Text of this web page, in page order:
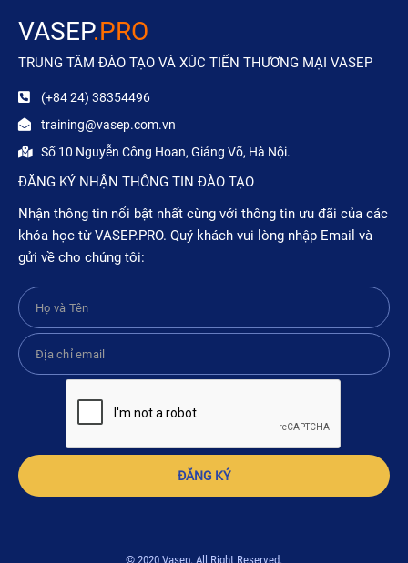
VASEP.PRO
TRUNG TÂM ĐÀO TẠO VÀ XÚC TIẾN THƯƠNG MẠI VASEP
(+84 24) 38354496
training@vasep.com.vn
Số 10 Nguyễn Công Hoan, Giảng Võ, Hà Nội.
ĐĂNG KÝ NHẬN THÔNG TIN ĐÀO TẠO
Nhận thông tin nổi bật nhất cùng với thông tin ưu đãi của các
khóa học từ VASEP.PRO. Quý khách vui lòng nhập Email và
gửi về cho chúng tôi:
ĐĂNG KÝ
© 2020 Vasep. All Right Reserved.